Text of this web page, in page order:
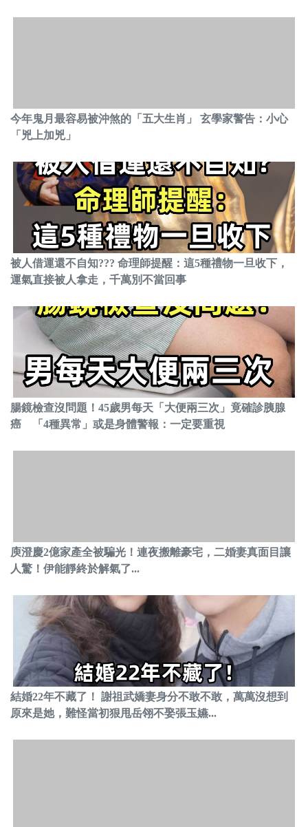
今年鬼月最容易被沖煞的「五大生肖」 玄學家警告：小心
「兇上加兇」
被人借運還不自知??? 命理師提醒：這5種禮物一旦收下，
運氣直接被人拿走，千萬別不當回事
腸鏡檢查沒問題！45歲男每天「大便兩三次」竟確診胰腺
癌 「4種異常」或是身體警報：一定要重視
庾澄慶2億家產全被騙光！連夜搬離豪宅，二婚妻真面目讓
人驚！伊能靜終於解氣了...
結婚22年不藏了！ 謝祖武嬌妻身分不敢不敢，萬萬沒想到
原來是她，難怪當初狠甩岳翎不娶張玉嬿...